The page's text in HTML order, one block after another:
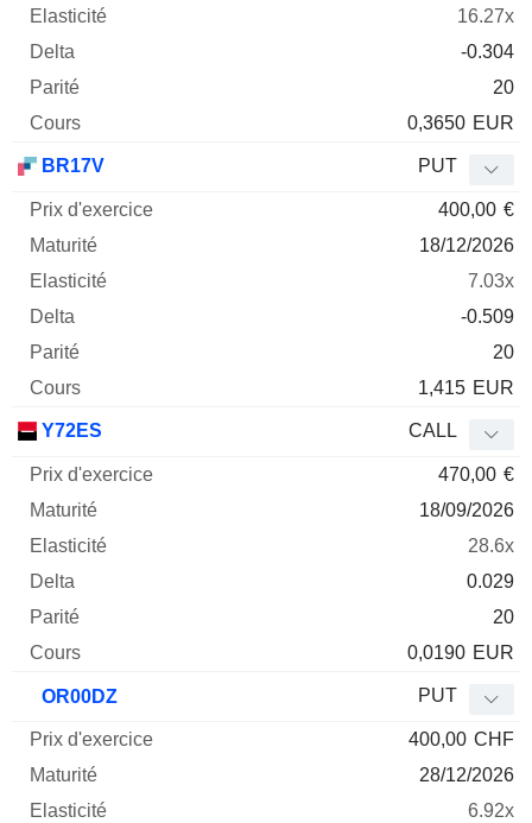
16.27x
-0.304
20
0,3650 EUR
BR17V PUT
400,00 €
18/12/2026
7.03x
-0.509
20
1,415 EUR
Y72ES CALL
470,00 €
18/09/2026
28.6x
0.029
20
0,0190 EUR
OR00DZ PUT
400,00 CHF
28/12/2026
6.92x